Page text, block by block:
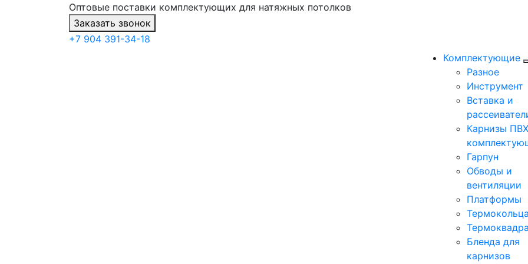
Оптовые поставки комплектующих для натяжных потолков
Заказать звонок
+7 904 391-34-18
Комплектующие
Разное
Инструмент
Вставка и
Карнизы
Гарпун
Обводы и
вентиляции
Платформы
Термокольца
Бленда для
карнизов